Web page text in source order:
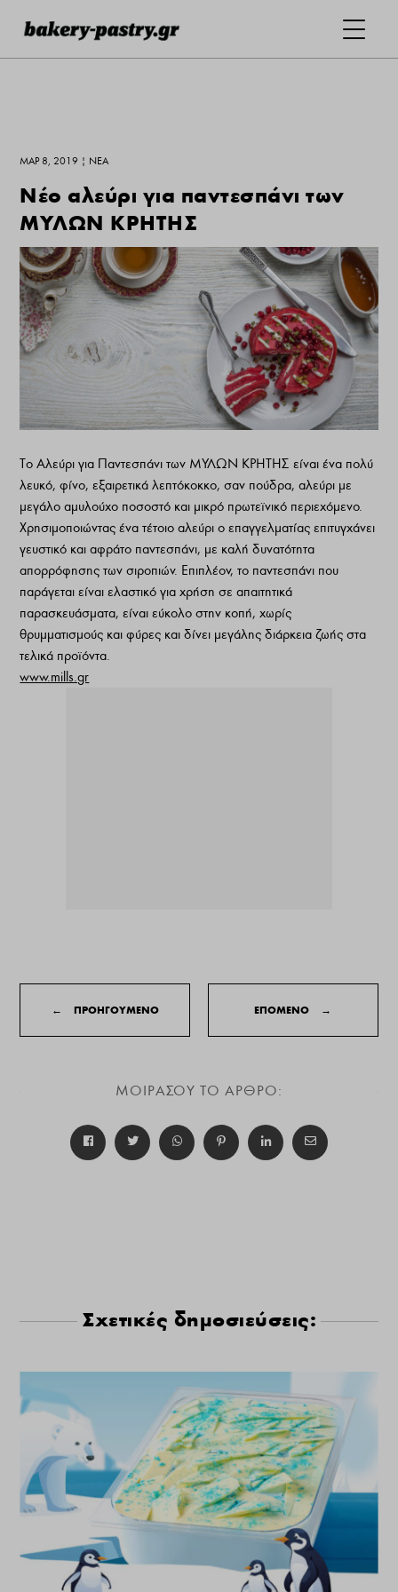
ΜΑΡ 8, 2019 | ΝΕΑ
Νέο αλεύρι για παντεσπάνι των
ΜΥΛΩΝ ΚΡΗΤΗΣ
Το Αλεύρι για Παντεσπάνι των ΜΥΛΩΝ ΚΡΗΤΗΣ είναι ένα πολύ
λευκό, φίνο, εξαιρετικά λεπτόκοκκο, σαν πούδρα, αλεύρι με
μεγάλο αμυλούχο ποσοστό και μικρό πρωτεϊνικό περιεχόμενο.
Χρησιμοποιώντας ένα τέτοιο αλεύρι ο επαγγελματίας επιτυγχάνει
γευστικό και αφράτο παντεσπάνι, με καλή δυνατότητα
απορρόφησης των σιροπιών. Επιπλέον, το παντεσπάνι που
παράγεται είναι ελαστικό για χρήση σε απαιτητικά
παρασκευάσματα, είναι εύκολο στην κοπή, χωρίς
θρυμματισμούς και φύρες και δίνει μεγάλης διάρκεια ζωής στα
τελικά προϊόντα.
www.mills.gr
← ΠΡΟΗΓΟΥΜΕΝΟ ΕΠΟΜΕΝΟ →
ΜΟΙΡΑΣΟΥ ΤΟ ΑΡΘΡΟ:
Σχετικές δημοσιεύσεις: